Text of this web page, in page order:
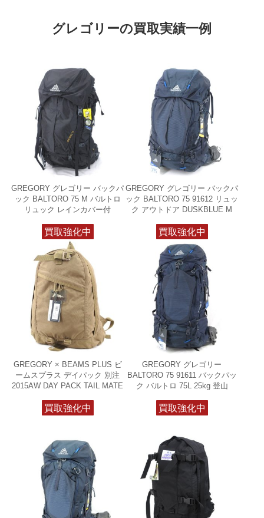
グレゴリーの買取実績一例
GREGORY グレゴリー バックパ
ック BALTORO 75 M バルトロ
リュック レインカバー付
買取強化中
GREGORY グレゴリー バックパ
ック BALTORO 75 91612 リュッ
ク アウトドア DUSKBLUE M
買取強化中
GREGORY × BEAMS PLUS ビ
ームスプラス デイパック 別注
2015AW DAY PACK TAIL MATE
買取強化中
GREGORY グレゴリー
BALTORO 75 91611 バックパッ
ク バルトロ 75L 25kg 登山
買取強化中